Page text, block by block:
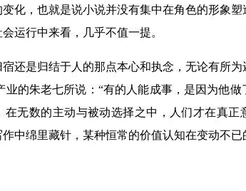
化，也就是说小说并没有集中在角色的形象
运行中来看，几乎不值一提。
还是归结于人的那点本心和执念，无论有所为
的朱老七所说：“有的人能成事，是因为他做
无数的主动与被动选择之中，人们才在真正
中绵里藏针，某种恒常的价值认知在变动不